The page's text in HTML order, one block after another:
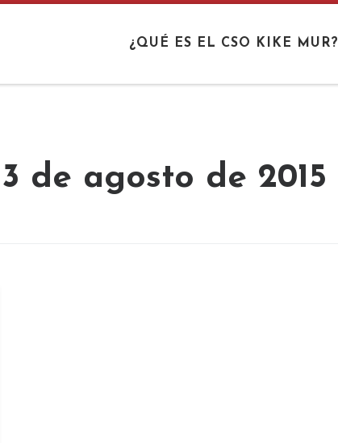
¿QUÉ ES EL CSO KIKE MUR?
de agosto de 2015